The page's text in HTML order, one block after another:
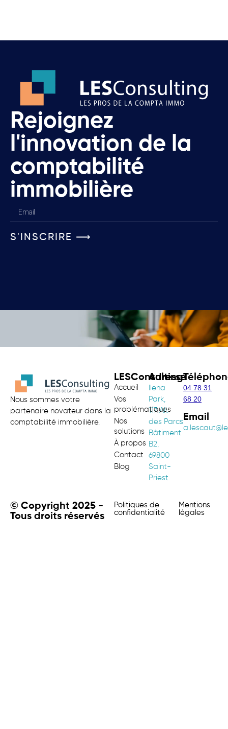
Rejoignez
l'innovation de la
comptabilité
immobilière
S'INSCRIRE ⟶
Nous sommes votre
partenaire novateur dans la
comptabilité immobilière.
LESConsulting
Accueil
Vos
problématiques
Nos
solutions
À propos
Contact
Blog
Adresse
Ilena
Park,
117 All.
des Parcs
Bâtiment
B2,
69800
Saint-
Priest
04 78 31
68 20
Email
© Copyright 2025 -
Tous droits réservés
Mentions
légales
Politiques de
confidentialité